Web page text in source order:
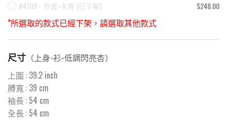
#4709 - 外套-卡杏 (已下架) $248.00
*所選取的款式已經下架，請選取其他款式
尺寸 （上身-衫-低調閃亮杏）
上圍 : 39.2 inch
膊寬 : 39 cm
袖長 : 54 cm
全長 : 54 cm